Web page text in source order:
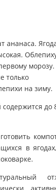
ананаса.
морозу.
только
на зиму.
до
в